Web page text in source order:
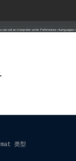
类型